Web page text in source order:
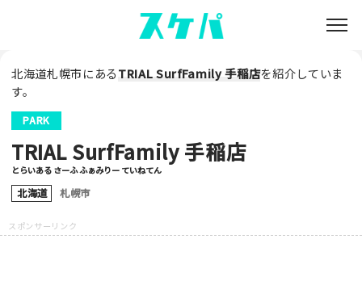
北海道札幌市にあるTRIAL SurfFamily 手稲店を紹介していま
す。
PARK
TRIAL SurfFamily 手稲店
とらいある さーふ ふぁみりー ていねてん
北海道 札幌市